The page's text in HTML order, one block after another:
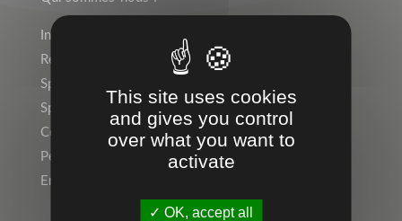
Indépendant ? Rejoignez le Réseau Temps 2 Sport !
Rejoignez l’équipe !
Sports Individuels
Sport Collectif
Collectivités, Scolaire
Personnalisation, Marquage
Entreprise, Communication par l’objet
This site uses cookies
and gives you control
over what you want to
activate
OK, accept all